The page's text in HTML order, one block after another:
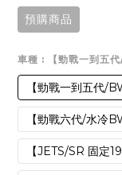
預購商品
車種 : 【勁戰一到五
【勁戰一到五代/
【勁戰六代/水冷
【JETS/SR 固定